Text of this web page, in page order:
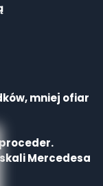
mniej ofiar
Mercedesa